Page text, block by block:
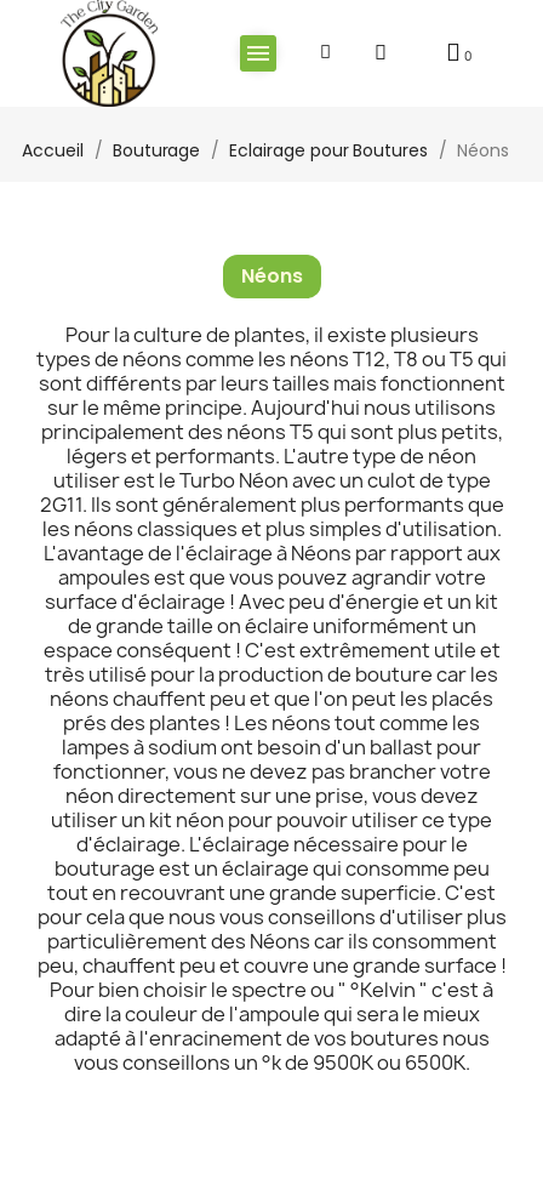
Accueil Bouturage Eclairage pour Boutures Néons
Néons
Pour la culture de plantes, il existe plusieurs
types de néons comme les néons T12, T8 ou T5 qui
sont différents par leurs tailles mais fonctionnent
sur le même principe. Aujourd'hui nous utilisons
principalement des néons T5 qui sont plus petits,
légers et performants. L'autre type de néon
utiliser est le Turbo Néon avec un culot de type
2G11. Ils sont généralement plus performants que
les néons classiques et plus simples d'utilisation.
L'avantage de l'éclairage à Néons par rapport aux
ampoules est que vous pouvez agrandir votre
surface d'éclairage ! Avec peu d'énergie et un kit
de grande taille on éclaire uniformément un
espace conséquent ! C'est extrêmement utile et
très utilisé pour la production de bouture car les
néons chauffent peu et que l'on peut les placés
prés des plantes ! Les néons tout comme les
lampes à sodium ont besoin d'un ballast pour
fonctionner, vous ne devez pas brancher votre
néon directement sur une prise, vous devez
utiliser un kit néon pour pouvoir utiliser ce type
d'éclairage. L'éclairage nécessaire pour le
bouturage est un éclairage qui consomme peu
tout en recouvrant une grande superficie. C'est
pour cela que nous vous conseillons d'utiliser plus
particulièrement des Néons car ils consomment
peu, chauffent peu et couvre une grande surface !
Pour bien choisir le spectre ou " °Kelvin " c'est à
dire la couleur de l'ampoule qui sera le mieux
adapté à l'enracinement de vos boutures nous
vous conseillons un °k de 9500K ou 6500K.